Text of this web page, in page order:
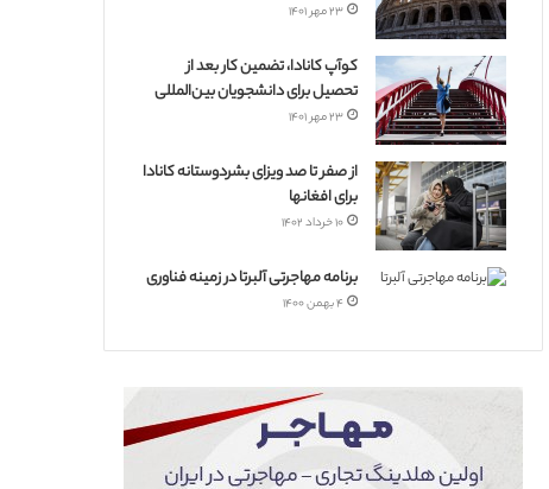
۲۳ مهر ۱۴۰۱
کوآپ کانادا، تضمین کار بعد از
تحصیل برای دانشجویان بین‌المللی
۲۳ مهر ۱۴۰۱
از صفر تا صد ویزای بشردوستانه کانادا
برای افغانها
۱۰ خرداد ۱۴۰۲
برنامه مهاجرتی آلبرتا در زمینه فناوری
۴ بهمن ۱۴۰۰